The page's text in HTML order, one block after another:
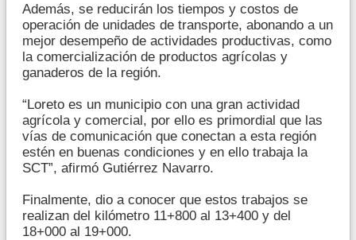
Además, se reducirán los tiempos y costos de
operación de unidades de transporte, abonando a un
mejor desempeño de actividades productivas, como
la comercialización de productos agrícolas y
ganaderos de la región.
“Loreto es un municipio con una gran actividad
agrícola y comercial, por ello es primordial que las
vías de comunicación que conectan a esta región
estén en buenas condiciones y en ello trabaja la
SCT”, afirmó Gutiérrez Navarro.
Finalmente, dio a conocer que estos trabajos se
realizan del kilómetro 11+800 al 13+400 y del
18+000 al 19+000.